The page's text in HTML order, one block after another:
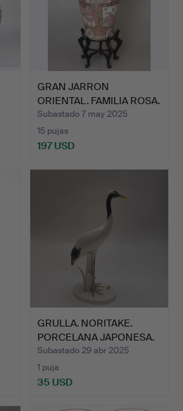
GRAN JARRON
ORIENTAL. FAMILIA ROSA.
PERSON…
Subastado 7 may 2025
15 pujas
197 USD
GRULLA. NORITAKE.
PORCELANA JAPONESA.
Subastado 29 abr 2025
1 puja
35 USD